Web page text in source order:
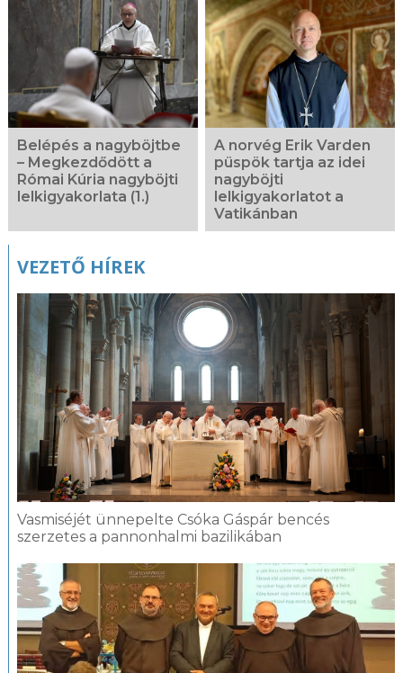
Belépés a nagyböjtbe
– Megkezdődött a
Római Kúria nagyböjti
lelkigyakorlata (1.)
A norvég Erik Varden
püspök tartja az idei
nagyböjti
lelkigyakorlatot a
Vatikánban
VEZETŐ HÍREK
Vasmiséjét ünnepelte Csóka Gáspár bencés
szerzetes a pannonhalmi bazilikában